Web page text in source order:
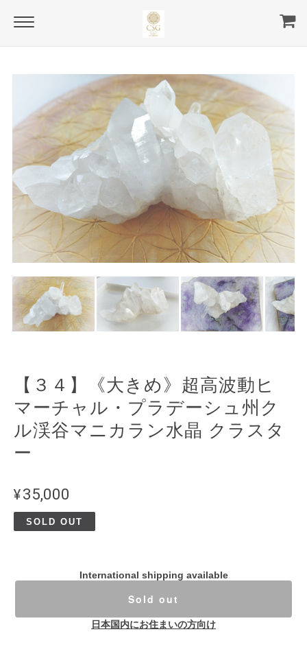
【３４】《大きめ》超高波動ヒ
マーチャル・プラデーシュ州ク
ル渓谷マニカラン水晶 クラスタ
ー
¥35,000
SOLD OUT
International shipping available
Sold out
日本国内にお住まいの方向け